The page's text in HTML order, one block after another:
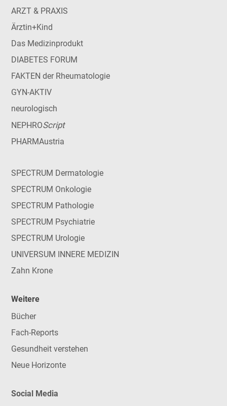
ARZT & PRAXIS
Ärztin+Kind
Das Medizinprodukt
DIABETES FORUM
FAKTEN der Rheumatologie
GYN-AKTIV
neurologisch
NEPHROScript
PHARMAustria
SPECTRUM Dermatologie
SPECTRUM Onkologie
SPECTRUM Pathologie
SPECTRUM Psychiatrie
SPECTRUM Urologie
UNIVERSUM INNERE MEDIZIN
Zahn Krone
Weitere
Bücher
Fach-Reports
Gesundheit verstehen
Neue Horizonte
Social Media